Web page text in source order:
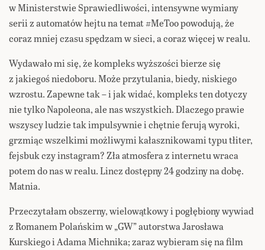
w Ministerstwie Sprawiedliwości, intensywne wymiany
serii z automatów hejtu na temat #MeToo powodują, że
coraz mniej czasu spędzam w sieci, a coraz więcej w realu.
Wydawało mi się, że kompleks wyższości bierze się
z jakiegoś niedoboru. Może przytulania, biedy, niskiego
wzrostu. Zapewne tak – i jak widać, kompleks ten dotyczy
nie tylko Napoleona, ale nas wszystkich. Dlaczego prawie
wszyscy ludzie tak impulsywnie i chętnie ferują wyroki,
grzmiąc wszelkimi możliwymi kałasznikowami typu tłiter,
fejsbuk czy instagram? Zła atmosfera z internetu wraca
potem do nas w realu. Lincz dostępny 24 godziny na dobę.
Matnia.
Przeczytałam obszerny, wielowątkowy i pogłębiony wywiad
z Romanem Polańskim w „GW” autorstwa Jarosława
Kurskiego i Adama Michnika; zaraz wybieram się na film